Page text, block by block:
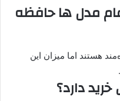
مدل ها حافظه
هستند اما میزان این
دارد؟